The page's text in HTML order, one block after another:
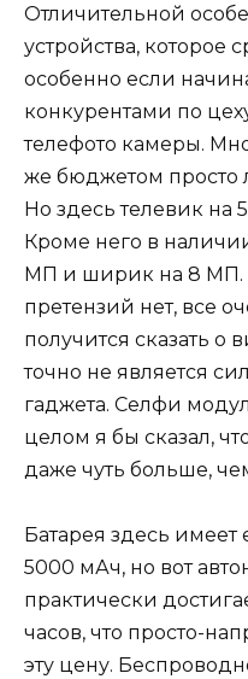
Отличительной
устройства, которое
особенно если
конкурентами по
телефото камеры.
же бюджетом
Но здесь телевик на
Кроме него в
МП и ширик на 8 МП.
претензий нет, все
получится сказать о
точно не является
гаджета. Селфи
целом я бы сказал,
даже чуть больше,
Батарея здесь имеет
5000 мАч, но вот
практически
часов, что просто-
эту цену.